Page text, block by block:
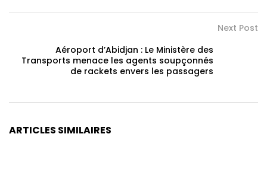
Next Post
Aéroport d’Abidjan : Le Ministère des
Transports menace les agents soupçonnés
de rackets envers les passagers
ARTICLES SIMILAIRES